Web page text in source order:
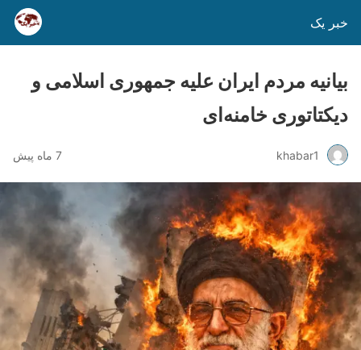
خبر یک
بیانیه مردم ایران علیه جمهوری اسلامی و
دیکتاتوری خامنه‌ای
khabar1 7 ماه پیش